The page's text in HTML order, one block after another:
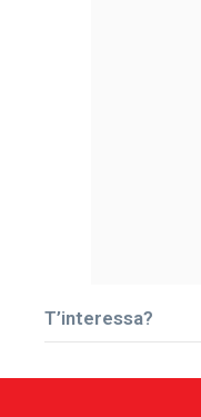
T’interessa?